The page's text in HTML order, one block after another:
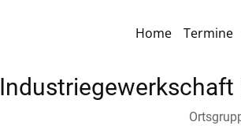
Home Termine
Industriegewerkschaft